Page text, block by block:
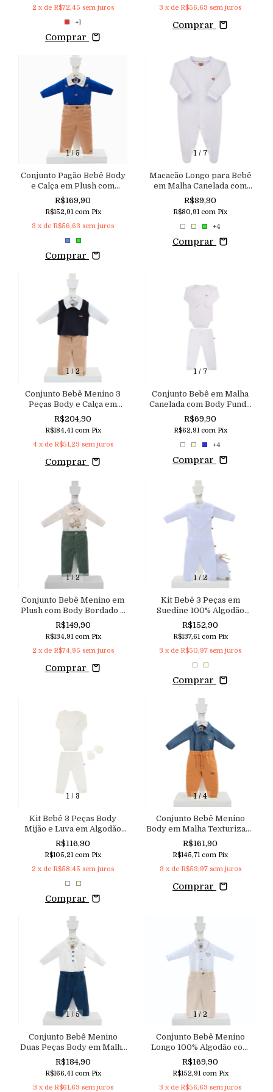
2 x de R$72,45 sem juros
+1
Comprar
3 x de R$56,63 sem juros
Comprar
1/5
Conjunto Pagão Bebê Body
e Calça em Plush com
Toque Macio
R$169,90
R$152,91 com Pix
3 x de R$56,63 sem juros
Comprar
1/ 7
Macacão Longo para Bebê
em Malha Canelada com
Elastano Aconchego
R$89,90
R$80,91 com Pix
+4
Comprar
1/2
Conjunto Bebê Menino 3
Peças Body e Calça em
Plush com Pulôver em
Malha Tricô Aconchego
R$204,90
R$184,41 com Pix
4 x de R$51,23 sem juros
Comprar
1/ 7
Conjunto Bebê em Malha
Canelada com Body Fundo
Expansível e Mijão
Aconchego
R$69,90
R$62,91 com Pix
+4
Comprar
1/ 2
Conjunto Bebê Menino em
Plush com Body Bordado e
Calça
R$149,90
R$134,91 com Pix
2 x de R$74,95 sem juros
Comprar
1/ 2
Kit Bebê 3 Peças em
Suedine 100% Algodão
Body, Calça e Bandana
Babador Aconchego
R$152,90
R$137,61 com Pix
3 x de R$50,97 sem juros
Comprar
1/ 3
Kit Bebê 3 Peças Body
Mijão e Luva em Algodão
Unissex Aconchego
R$116,90
R$105,21 com Pix
2 x de R$58,45 sem juros
Comprar
1/ 4
Conjunto Bebê Menino
Body em Malha Texturizada
Calça em Malha com Cordão
no Cós Aconchego
R$161,90
R$145,71 com Pix
3 x de R$53,97 sem juros
Comprar
1/ 5
Conjunto Bebê Menino
Duas Peças Body em Malha
Texturizada e Calça em
Moletinho Aconchego
R$184,90
R$166,41 com Pix
3 x de R$61,63 sem juros
1/ 2
Conjunto Bebê Menino
Longo 100% Algodão com
Body em Tricoline e Calça
em Malha Trabalhada
Aconchego
R$169,90
R$152,91 com Pix
3 x de R$56,63 sem juros